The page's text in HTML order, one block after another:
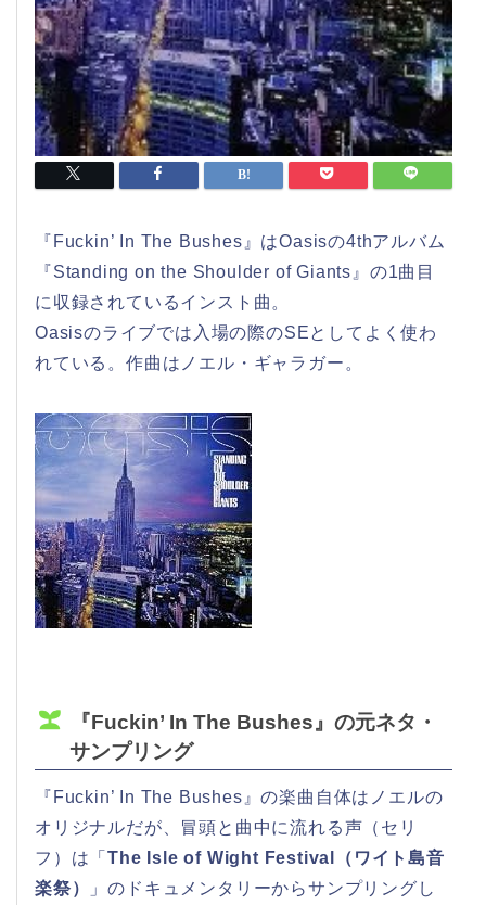
『Fuckin’ In The Bushes』はOasisの4thアルバム
『Standing on the Shoulder of Giants』の1曲目
に収録されているインスト曲。
Oasisのライブでは入場の際のSEとしてよく使わ
れている。作曲はノエル・ギャラガー。
『Fuckin’ In The Bushes』の元ネタ・
サンプリング
『Fuckin’ In The Bushes』の楽曲自体はノエルの
オリジナルだが、冒頭と曲中に流れる声（セリ
フ）は「The Isle of Wight Festival（ワイト島音
楽祭）
」のドキュメンタリーからサンプリングし